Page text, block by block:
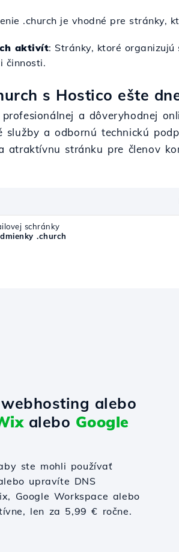
.church je vhodné pre stránky,
aktivít: Stránky, ktoré
činnosti.
s Hostico ešte
a dôveryhodnej
a odbornú technickú
atraktívnu stránku pre členov
schránky
.church
alebo
alebo Google
ste mohli používať
upravíte DNS
Google Workspace alebo
len za 5,99 € ročne.